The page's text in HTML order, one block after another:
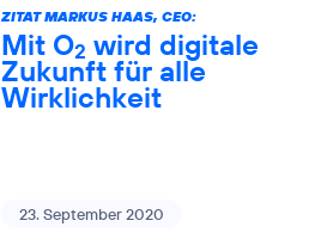
ZITAT MARKUS HAAS, CEO:
Mit O2 wird digitale
Zukunft für alle
Wirklichkeit
23. September 2020